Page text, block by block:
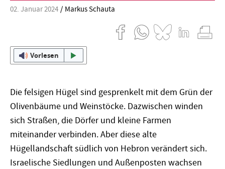
02. Januar 2024 Markus Schauta
Vorlesen
Die felsigen Hügel sind gesprenkelt mit dem Grün der
Olivenbäume und Weinstöcke. Dazwischen winden
sich Straßen, die Dörfer und kleine Farmen
miteinander verbinden. Aber diese alte
Hügellandschaft südlich von Hebron verändert sich.
Israelische Siedlungen und Außenposten wachsen